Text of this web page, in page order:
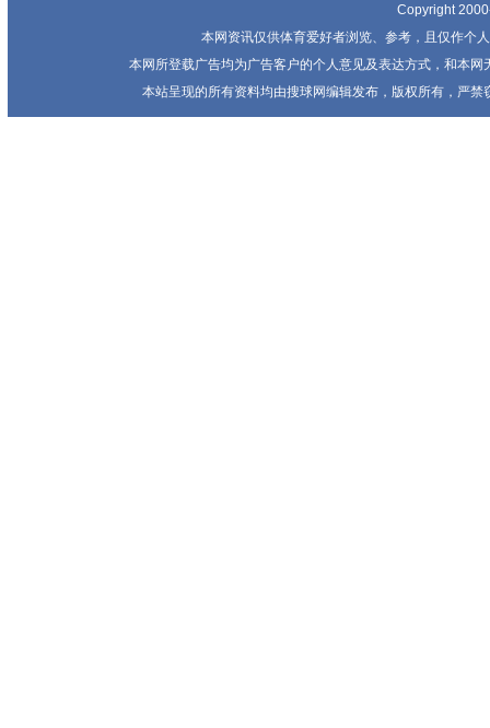
Copyright
本网资讯仅供体育爱好者浏览、参考，且仅作个
本网所登载广告均为广告客户的个人意见及表达方式，和本
本站呈现的所有资料均由搜球网编辑发布，版权所有，严